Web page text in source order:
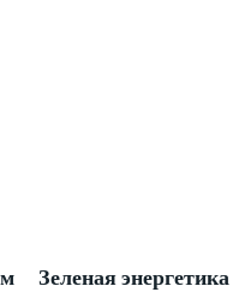
Зеленая энергетика